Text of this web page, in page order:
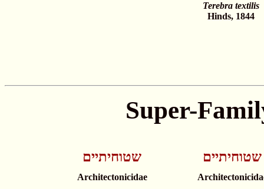
Terebra textilis
Hinds, 1844
Super-
שטוחיתיים שטוחיתיים
Architectonicidae